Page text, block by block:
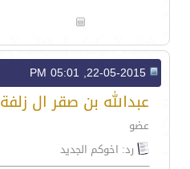
عبدالله بن صقر ال زلفة
عضو
رد: اخوكم الجديد